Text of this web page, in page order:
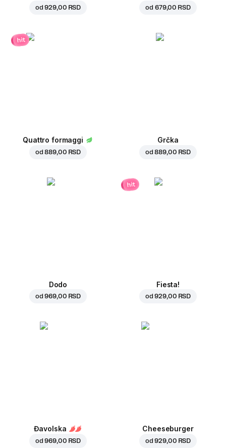
od929,00 RSD od 679,00 RSD
hit
Quattro formaggi
od889,00 RSD
Grčka
od889,00 RSD
Dodo
od969,00 RSD
hit
Fiesta!
od929,00 RSD
Đavolska
od969,00 RSD
Cheeseburger
od929,00 RSD